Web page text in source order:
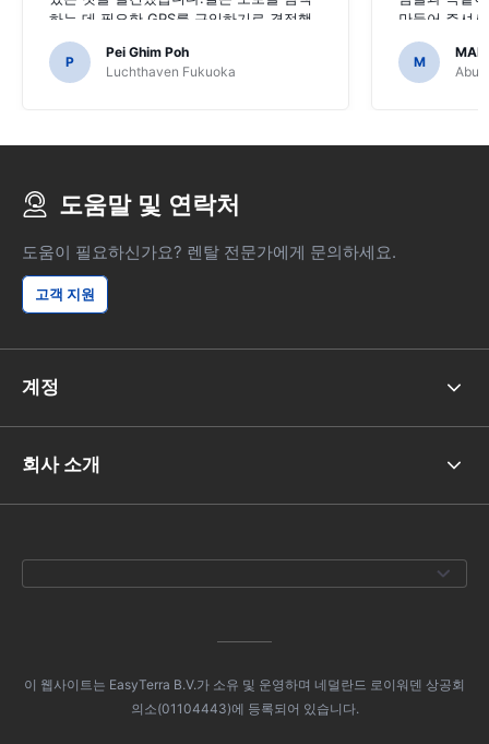
하는 데 필요한 GPS를 구입하기로 결정했
다면 끔찍했을 것입니다.
P
Pei Ghim Poh
Luchthaven Fukuoka
만들어 주셔
M
Abu
도움말 및 연락처
도움이 필요하신가요? 렌탈 전문가에게 문의하세요.
고객 지원
계정
회사 소개
이 웹사이트는 EasyTerra B.V.가 소유 및 운영하며 네덜란드 로이워덴 상공회
의소(01104443)에 등록되어 있습니다.